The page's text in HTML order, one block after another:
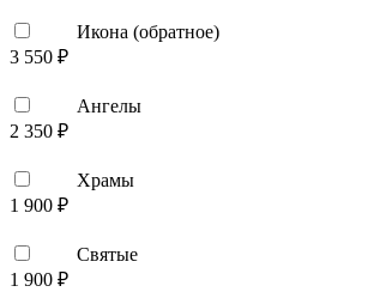
Икона (обратное)
3 550 ₽
Ангелы
2 350 ₽
Храмы
1 900 ₽
Святые
1 900 ₽